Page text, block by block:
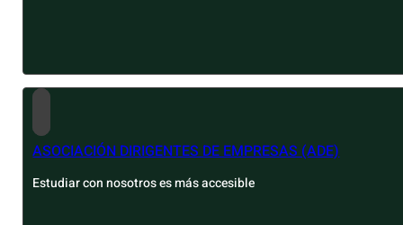
ASOCIACIÓN DIRIGENTES DE EMPRESAS (ADE)
Estudiar con nosotros es más accesible